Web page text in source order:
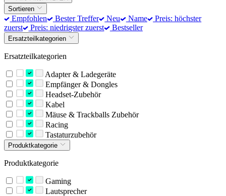
Sortieren
Empfohlen Bester Treffer Neu Name
Preis: höchster
zuerst
Preis: niedrigster zuerst Bestseller
Ersatzteilkategorien
Ersatzteilkategorien
Adapter & Ladegeräte
Empfänger & Dongles
Headset-Zubehör
Kabel
Mäuse & Trackballs Zubehör
Racing
Tastaturzubehör
Produktkategorie
Produktkategorie
Gaming
Lautsprecher